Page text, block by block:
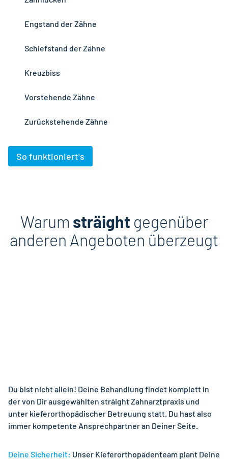
Engstand der Zähne
Schiefstand der Zähne
Kreuzbiss
Vorstehende Zähne
Zurückstehende Zähne
So funktioniert's
Warum sträightgegenüber
anderen Angeboten überzeugt
Du bist nicht allein! Deine Behandlung findet komplett in
der von Dir ausgewählten sträight Zahnarztpraxis und
unter kieferorthopädischer Betreuung statt. Du hast also
immer kompetente Ansprechpartner an Deiner Seite.
Deine Sicherheit: Unser Kieferorthopädenteam plant Deine